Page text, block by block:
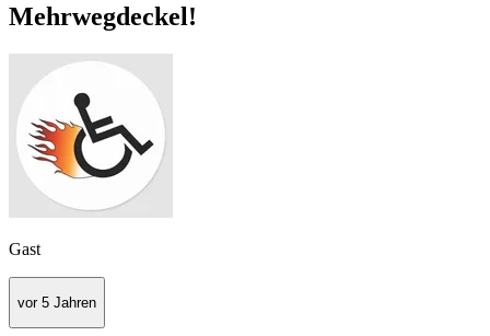
Mehrwegdeckel!
Gast
vor 5 Jahren